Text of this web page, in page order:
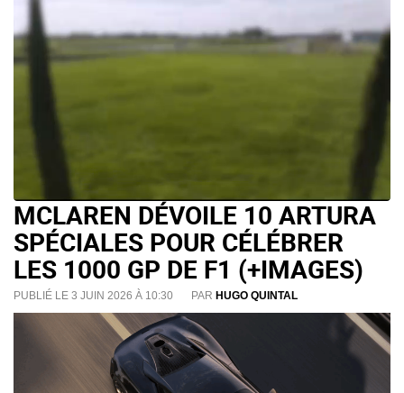
MCLAREN DÉVOILE 10 ARTURA
SPÉCIALES POUR CÉLÉBRER
LES 1000 GP DE F1 (+IMAGES)
PUBLIÉ LE 3 JUIN 2026 À 10:30 PAR HUGO QUINTAL